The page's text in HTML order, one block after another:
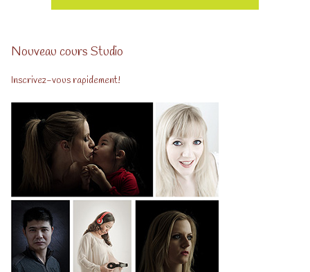
Nouveau cours Studio
Inscrivez-vous rapidement!